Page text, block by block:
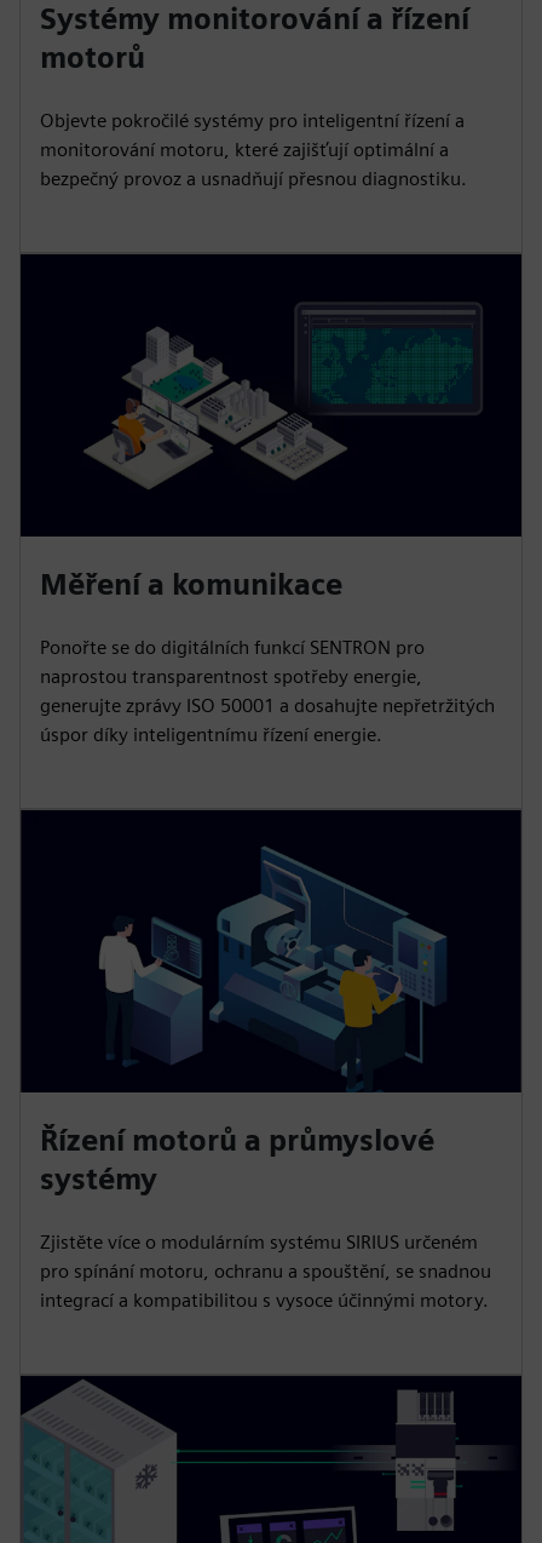
Systémy monitorování a řízení
motorů
Objevte pokročilé systémy pro inteligentní řízení a
monitorování motoru, které zajišťují optimální a
bezpečný provoz a usnadňují přesnou diagnostiku.
Měření a komunikace
Ponořte se do digitálních funkcí SENTRON pro
naprostou transparentnost spotřeby energie,
generujte zprávy ISO 50001 a dosahujte nepřetržitých
úspor díky inteligentnímu řízení energie.
Řízení motorů a průmyslové
systémy
Zjistěte více o modulárním systému SIRIUS určeném
pro spínání motoru, ochranu a spouštění, se snadnou
integrací a kompatibilitou s vysoce účinnými motory.